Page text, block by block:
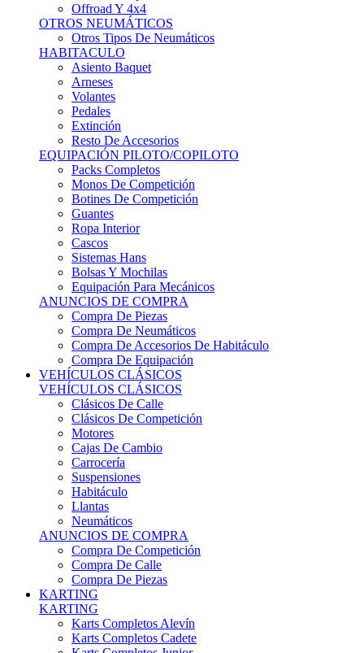
Offroad Y 4x4
OTROS NEUMÁTICOS
Otros Tipos De Neumáticos
HABITACULO
Asiento Baquet
Arneses
Volantes
Pedales
Extinción
Resto De Accesorios
EQUIPACIÓN PILOTO/COPILOTO
Packs Completos
Monos De Competición
Botines De Competición
Guantes
Ropa Interior
Cascos
Sistemas Hans
Bolsas Y Mochilas
Equipación Para Mecánicos
ANUNCIOS DE COMPRA
Compra De Piezas
Compra De Neumáticos
Compra De Accesorios De Habitáculo
Compra De Equipación
VEHÍCULOS CLÁSICOS
VEHÍCULOS CLÁSICOS
Clásicos De Calle
Clásicos De Competición
Motores
Cajas De Cambio
Carrocería
Suspensiones
Habitáculo
Llantas
Neumáticos
ANUNCIOS DE COMPRA
Compra De Competición
Compra De Calle
Compra De Piezas
KARTING
KARTING
Karts Completos Alevín
Karts Completos Cadete